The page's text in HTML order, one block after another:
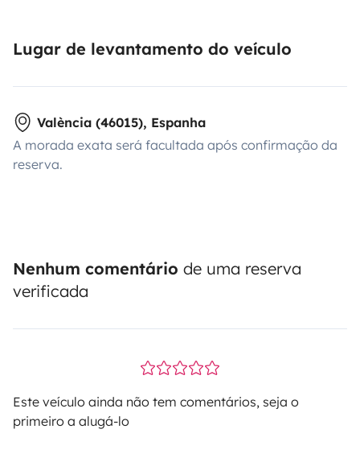
Lugar de levantamento do veículo
València (46015), Espanha
A morada exata será facultada após confirmação da
reserva.
Nenhum comentário de uma reserva
verificada
Este veículo ainda não tem comentários, seja o
primeiro a alugá-lo